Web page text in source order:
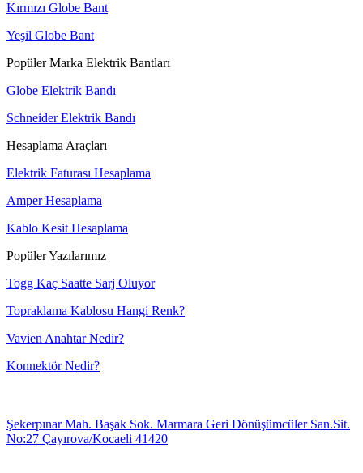
Kırmızı Globe Bant
Yeşil Globe Bant
Popüler Marka Elektrik Bantları
Globe Elektrik Bandı
Schneider Elektrik Bandı
Hesaplama Araçları
Elektrik Faturası Hesaplama
Amper Hesaplama
Kablo Kesit Hesaplama
Popüler Yazılarımız
Togg Kaç Saatte Sarj Oluyor
Topraklama Kablosu Hangi Renk?
Vavien Anahtar Nedir?
Konnektör Nedir?
Şekerpınar Mah. Başak Sok. Marmara Geri Dönüşümcüler San.Sit.
No:27 Çayırova/Kocaeli 41420